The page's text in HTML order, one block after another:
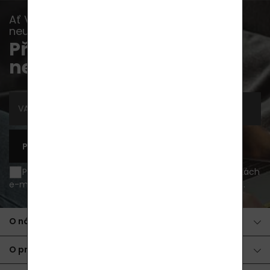
Ať Vám již žádná akce, novinka nebo rada
neunikne...
Přihlaste se k odběru
newsletterů
PŘIHLÁSIT SE K ODBĚRU
Přeji si být informován o novinkách a akčních nabídkách
e-mailem a souhlasím se
.
O nákupu
O produktech